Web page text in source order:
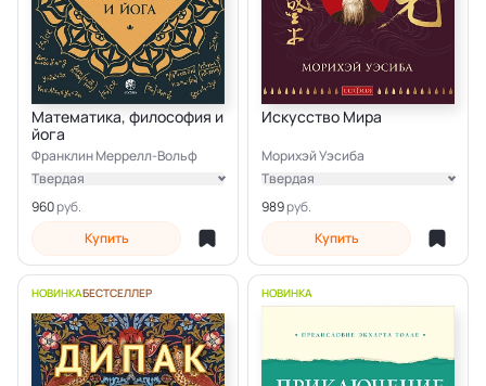
Математика, философия и
йога
Франклин Меррелл-Вольф
960
Твердая
Электронная
Купить
Искусство Мира
Морихэй Уэсиба
989
Твердая
Электронная
Купить
НОВИНКАБЕСТСЕЛЛЕР НОВИНКА